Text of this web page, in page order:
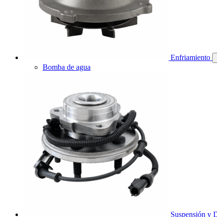
Enfriamiento
Bomba de agua
Suspensión y